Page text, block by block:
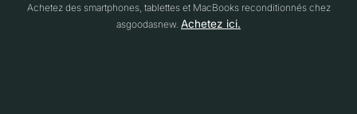
Achetez des smartphones, tablettes et MacBooks reconditionnés chez
asgoodasnew. Achetez ici.